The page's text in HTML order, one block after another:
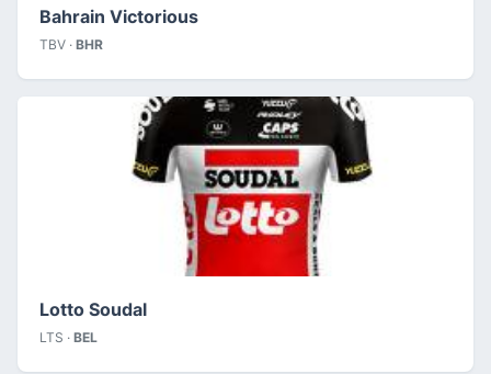
Bahrain Victorious
TBV · BHR
Lotto Soudal
LTS · BEL